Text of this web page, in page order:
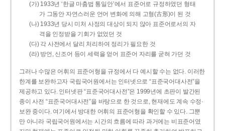
(가) 1933년 ‘한글 마춤법 통일안’에서 표준어로 규정하였던 형태
가 그동안 자연스러운 언어 변화에 의해 고형(古形)이 된 것
(나) 1933년 당시 미처 사정의 대상이 되지 않아 표준어로서의 자
격을 인정받을 기회가 없었던 것
(다) 각 사전에서 달리 처리하여 정리가 필요한 것
(라) 방언, 신조어 등이 세력을 얻어 표준어 자리를 굳혀 가던 것
그러나 수많은 어휘의 표준어형을 규정에서 다 예시할 수는 없다. 이러한
한계를 보완하고자 국립국어원에서는 인터넷으로 “표준국어대사전”을
제공하고 있다. 인터넷판 “표준국어대사전”은 1999년에 초판이 발간된
종이 사전 “표준국어대사전”을 바탕으로 한 것으로, 현재에도 계속 수정·
보완 중이다. 여기에서 방대한 어휘의 표준어형을 확인할 수 있다. 그뿐
만 아니라 국립국어원에서는 시간의 흐름에 따라 과거에는 비표준어였